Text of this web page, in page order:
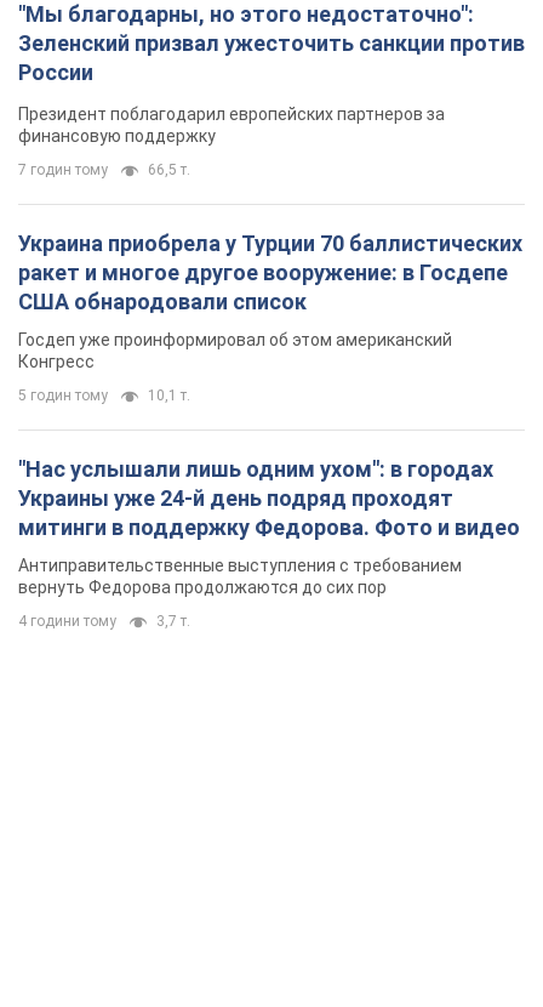
"Мы благодарны, но этого недостаточно":
Зеленский призвал ужесточить санкции против
России
Президент поблагодарил европейских партнеров за
финансовую поддержку
7 годин тому 66,5 т.
Украина приобрела у Турции 70 баллистических
ракет и многое другое вооружение: в Госдепе
США обнародовали список
Госдеп уже проинформировал об этом американский
Конгресс
5 годин тому 10,1 т.
"Нас услышали лишь одним ухом": в городах
Украины уже 24-й день подряд проходят
митинги в поддержку Федорова. Фото и видео
Антиправительственные выступления с требованием
вернуть Федорова продолжаются до сих пор
4 години тому 3,7 т.